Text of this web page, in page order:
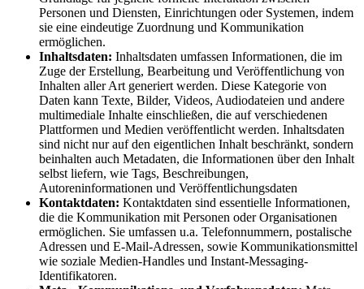
Personen und Diensten, Einrichtungen oder Systemen, indem
sie eine eindeutige Zuordnung und Kommunikation
ermöglichen.
Inhaltsdaten: Inhaltsdaten umfassen Informationen, die im
Zuge der Erstellung, Bearbeitung und Veröffentlichung von
Inhalten aller Art generiert werden. Diese Kategorie von
Daten kann Texte, Bilder, Videos, Audiodateien und andere
multimediale Inhalte einschließen, die auf verschiedenen
Plattformen und Medien veröffentlicht werden. Inhaltsdaten
sind nicht nur auf den eigentlichen Inhalt beschränkt, sondern
beinhalten auch Metadaten, die Informationen über den Inhalt
selbst liefern, wie Tags, Beschreibungen,
Autoreninformationen und Veröffentlichungsdaten
Kontaktdaten: Kontaktdaten sind essentielle Informationen,
die die Kommunikation mit Personen oder Organisationen
ermöglichen. Sie umfassen u.a. Telefonnummern, postalische
Adressen und E-Mail-Adressen, sowie Kommunikationsmittel
wie soziale Medien-Handles und Instant-Messaging-
Identifikatoren.